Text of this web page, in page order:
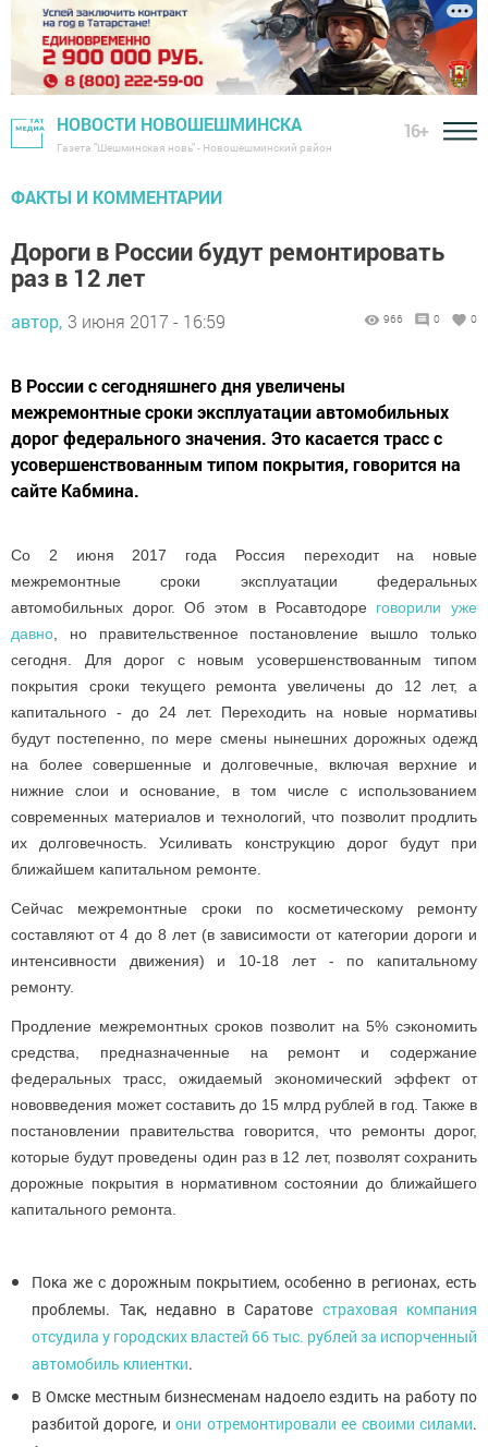
НОВОСТИ НОВОШЕШМИНСКА
Газета "Шешминская новь" - Новошешминский район
16+
ФАКТЫ И КОММЕНТАРИИ
Дороги в России будут ремонтировать
раз в 12 лет
автор, 3 июня 2017 - 16:59 966 0 0
В России с сегодняшнего дня увеличены
межремонтные сроки эксплуатации автомобильных
дорог федерального значения. Это касается трасс с
усовершенствованным типом покрытия, говорится на
сайте Кабмина.
Со 2 июня 2017 года Россия переходит на новые
межремонтные сроки эксплуатации федеральных
автомобильных дорог. Об этом в Росавтодоре говорили уже
давно, но правительственное постановление вышло только
сегодня. Для дорог с новым усовершенствованным типом
покрытия сроки текущего ремонта увеличены до 12 лет, а
капитального - до 24 лет. Переходить на новые нормативы
будут постепенно, по мере смены нынешних дорожных одежд
на более совершенные и долговечные, включая верхние и
нижние слои и основание, в том числе с использованием
современных материалов и технологий, что позволит продлить
их долговечность. Усиливать конструкцию дорог будут при
ближайшем капитальном ремонте.
Сейчас межремонтные сроки по косметическому ремонту
составляют от 4 до 8 лет (в зависимости от категории дороги и
интенсивности движения) и 10-18 лет - по капитальному
ремонту.
Продление межремонтных сроков позволит на 5% сэкономить
средства, предназначенные на ремонт и содержание
федеральных трасс, ожидаемый экономический эффект от
нововведения может составить до 15 млрд рублей в год. Также в
постановлении правительства говорится, что ремонты дорог,
которые будут проведены один раз в 12 лет, позволят сохранить
дорожные покрытия в нормативном состоянии до ближайшего
капитального ремонта.
Пока же с дорожным покрытием, особенно в регионах, есть
проблемы. Так, недавно в Саратове страховая компания
отсудила у городских властей 66 тыс. рублей за испорченный
автомобиль клиентки.
В Омске местным бизнесменам надоело ездить на работу по
разбитой дороге, иони отремонтировали ее своими силами.